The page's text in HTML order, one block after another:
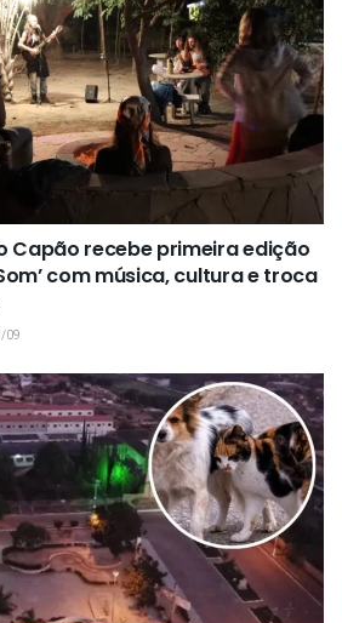
Capão recebe primeira edição
com música, cultura e troca
09